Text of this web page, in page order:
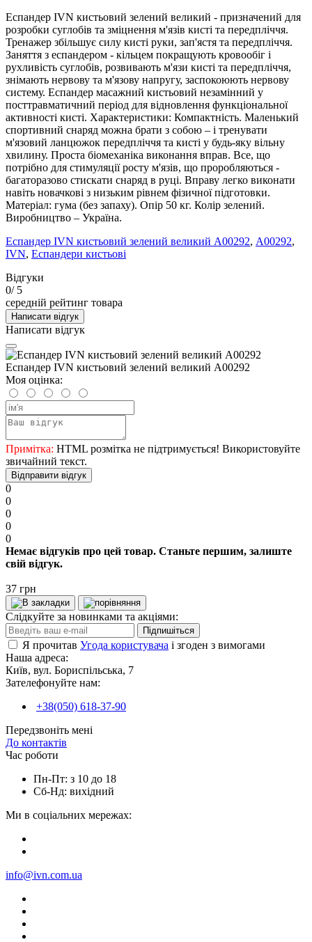
Еспандер IVN кистьовий зелений великий - призначений для
розробки суглобів та зміцнення м'язів кисті та передпліччя.
Тренажер збільшує силу кисті руки, зап'ястя та передпліччя.
Заняття з еспандером - кільцем покращують кровообіг і
рухливість суглобів, розвивають м'язи кисті та передпліччя,
знімають нервову та м'язову напругу, заспокоюють нервову
систему. Еспандер масажний кистьовий незамінний у
посттравматичний період для відновлення функціональної
активності кисті. Характеристики: Компактність. Маленький
спортивний снаряд можна брати з собою – і тренувати
м'язовий ланцюжок передпліччя та кисті у будь-яку вільну
хвилину. Проста біомеханіка виконання вправ. Все, що
потрібно для стимуляції росту м'язів, що проробляються -
багаторазово стискати снаряд в руці. Вправу легко виконати
навіть новачкові з низьким рівнем фізичної підготовки.
Матеріал: гума (без запаху). Опір 50 кг. Колір зелений.
Виробництво – Україна.
Еспандер IVN кистьовий зелений великий А00292, А00292,
IVN, Еспандери кистьові
Відгуки
0/ 5
середній рейтинг товара
Написати відгук
Написати відгук
Еспандер IVN кистьовий зелений великий А00292
Моя оцінка:
Примітка: HTML розмітка не підтримується! Використовуйте
звичайний текст.
Відправити відгук
0
0
0
0
0
Немає відгуків про цей товар. Станьте першим, залиште
свій відгук.
37 грн
Слідкуйте за новинками та акціями:
Підпишіться
Я прочитав Угода користувача і згоден з вимогами
Наша адреса:
Київ, вул. Бориспільська, 7
Зателефонуйте нам:
+38(050) 618-37-90
Передзвоніть мені
До контактів
Час роботи
Пн-Пт: з 10 до 18
Сб-Нд: вихідний
Ми в соціальних мережах:
info@ivn.com.ua